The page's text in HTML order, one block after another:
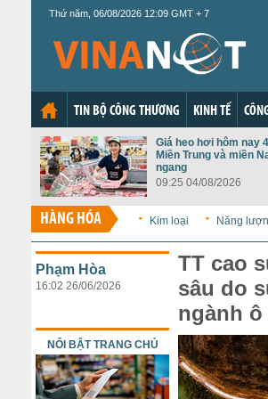
Thứ năm, 06/08/2026 12:09 GMT + 7
TIN BỘ CÔNG THƯƠNG KINH TẾ
Giá heo hơi hôm nay
Miền Trung và miền
ngang
09:25 04/08/2026
HÀNG HÓA Kim loại Năng
TT cao
sâu do
ngành ô
Phạm Hòa
16:02 26/06/2026
NỔI BẬT TRANG CHỦ